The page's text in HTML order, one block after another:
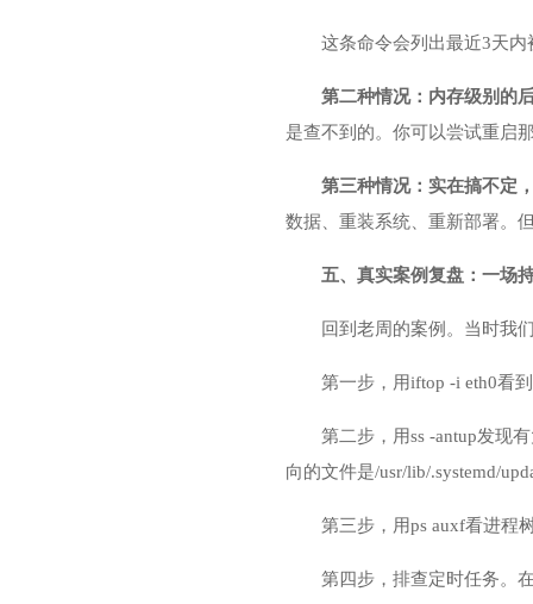
这条命令会列出最近3天
第二种情况：内存级别的
是查不到的。你可以尝试重启
第三种情况：实在搞不定
数据、重装系统、重新部署。
五、真实案例复盘：一场
回到老周的案例。当时我
第一步，用iftop -i eth0看
第二步，用ss -antup发现
向的文件是/usr/lib/.systemd/
第三步，用ps auxf看进程
第四步，排查定时任务。